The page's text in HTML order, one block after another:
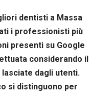
dentisti a Massa
i professionisti più
presenti su Google
considerando il
dagli utenti.
si distinguono per